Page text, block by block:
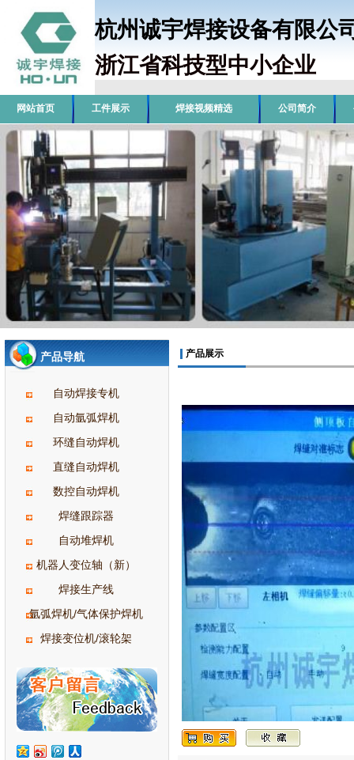
杭州诚宇焊接设备有
浙江省科技型中小企业
网站首页 工件展示 焊接视频精选 公司简介
产品导航
自动焊接专机
自动氩弧焊机
环缝自动焊机
直缝自动焊机
数控自动焊机
焊缝跟踪器
自动堆焊机
机器人变位轴（新）
焊接生产线
氩弧焊机/气体保护焊机
焊接变位机/滚轮架
产品展示